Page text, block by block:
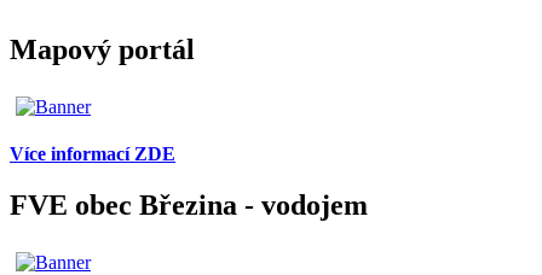
Mapový portál
Více informací ZDE
FVE obec Březina - vodojem